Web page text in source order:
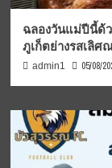
ฉลองวันแม่ปีนี้ด้
ภูเก็ตย่างรสเลิศ
admin1 05/08/